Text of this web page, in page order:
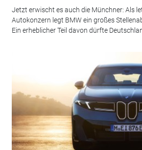
Jetzt erwischt es auch die Münchner: Als
Autokonzern legt BMW ein großes
Ein erheblicher Teil davon dürfte